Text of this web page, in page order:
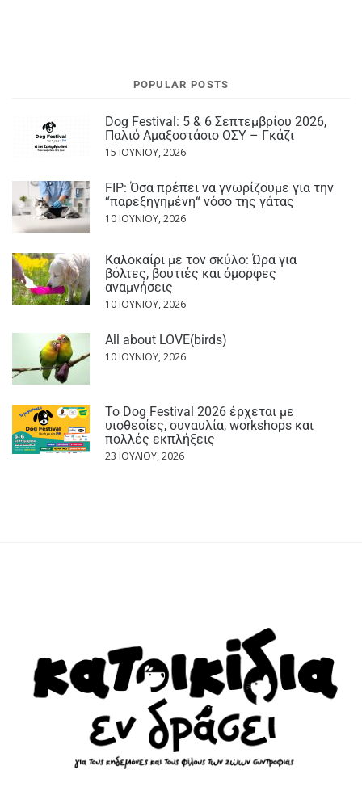
POPULAR POSTS
Dog Festival: 5 & 6 Σεπτεμβρίου 2026,
Παλιό Αμαξοστάσιο ΟΣΥ – Γκάζι
15 ΙΟΥΝΊΟΥ, 2026
FIP: Όσα πρέπει να γνωρίζουμε για την
“παρεξηγημένη“ νόσο της γάτας
10 ΙΟΥΝΊΟΥ, 2026
Καλοκαίρι με τον σκύλο: Ώρα για
βόλτες, βουτιές και όμορφες
αναμνήσεις
10 ΙΟΥΝΊΟΥ, 2026
All about LOVE(birds)
10 ΙΟΥΝΊΟΥ, 2026
Το Dog Festival 2026 έρχεται με
υιοθεσίες, συναυλία, workshops και
πολλές εκπλήξεις
23 ΙΟΥΛΊΟΥ, 2026